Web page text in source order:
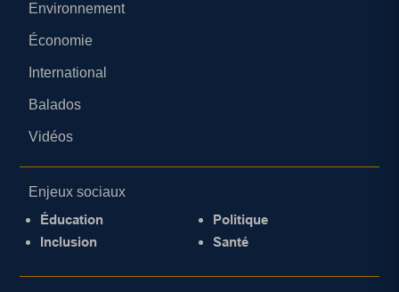
Environnement
Économie
International
Balados
Vidéos
Enjeux sociaux
Éducation
Inclusion
Politique
Santé